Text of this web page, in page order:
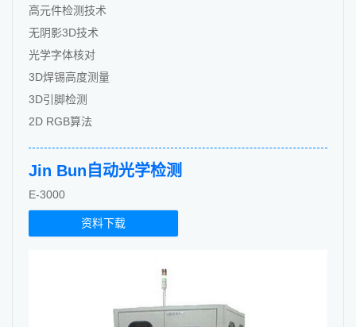
高元件检测技术
无阴影3D技术
光学字体核对
3D焊锡高度测量
3D引脚检测
2D RGB算法
资料下载
Jin Bun自动光学检测
E-3000